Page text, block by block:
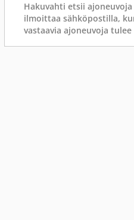
Hakuvahti etsii
ilmoittaa sähköpostilla,
vastaavia ajoneuvoja